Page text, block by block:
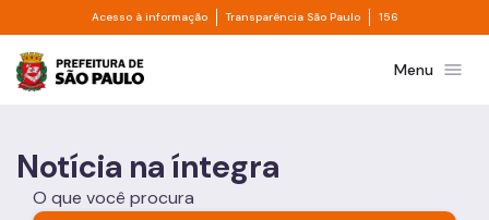
Pular para o Conteúdo principal
Acesso à informação Divisor de acesso à informação
Transparência São Paulo Divisor de
156
Prefeitura de São PauloMenu menu
Notícia na íntegra
O que você procura